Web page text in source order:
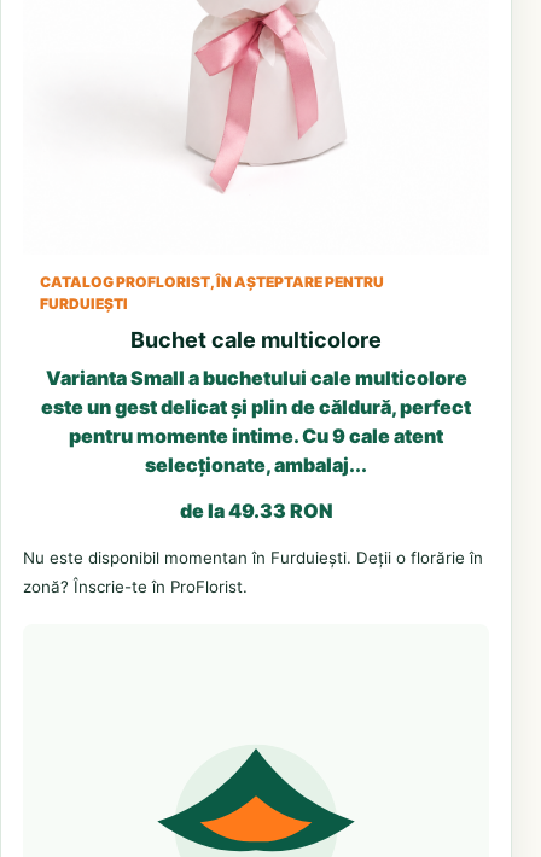
CATALOG PROFLORIST, ÎN AȘTEPTARE PENTRU
FURDUIEȘTI
Buchet cale multicolore
Varianta Small a buchetului cale multicolore
este un gest delicat și plin de căldură, perfect
pentru momente intime. Cu 9 cale atent
selecționate, ambalaj...
de la 49.33 RON
Nu este disponibil momentan în Furduiești. Deții o florărie în
zonă? Înscrie-te în ProFlorist.